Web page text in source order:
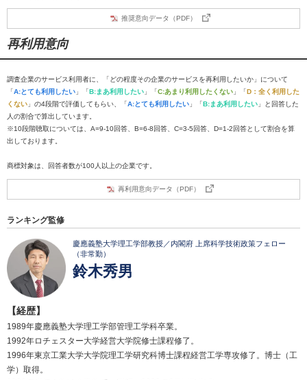
推奨意向データ（PDF）
再利用意向
調査企業のサービス利用者に、「どの程度その企業のサービスを再利用したいか」について
「A:とても利用したい 」「B:まあ利用したい 」「C:あまり利用したくない 」「D：全く利用した
くない 」の4段階で評価してもらい、「A:とても利用したい 」「B:まあ利用したい 」と回答した
人の割合で算出しています。
※10段階聴取については、A=9-10回答、B=6-8回答、C=3-5回答、D=1-2回答として割合を算
出しております。
商標対象は、回答者数が100人以上の企業です。
再利用意向データ（PDF）
ランキング監修
慶應義塾大学理工学部教授／内閣府 上席科学技術政策フェロー
（非常勤）
鈴木秀男
【経歴】
1989年慶應義塾大学理工学部管理工学科卒業。
1992年ロチェスター大学経営大学院修士課程修了。
1996年東京工業大学大学院理工学研究科博士課程経営工学専攻修了。博士（工
学）取得。